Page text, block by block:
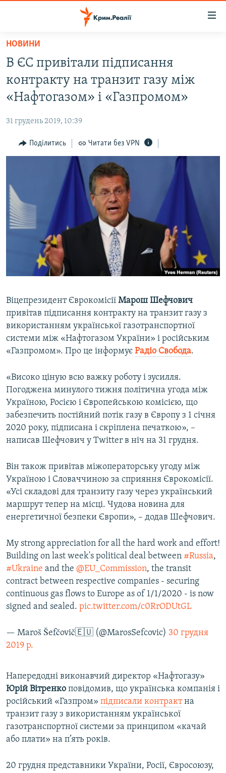
Перейти
основного
матеріалу
Перейти
до
основної
навігації
Перейти
до
ВОДА.КРИМ
ВІДЕО ТА ФОТО
БЛОГИ
ПОГЛЯД
СПЕЦПРОЕКТИ
ДЕПОРТАЦІЯ
ВІДЕОУРОКИ «ELIFBE»
СВІДЧЕННЯ ОКУПАЦІЇ
УКРАЇНСЬКА ПРОБЛЕМА КРИМУ
ЯК ОБІЙТИ БЛОКУВАННЯ
Русский
Qırımtatar
Усі сайти RFE/RL
НОВИНИ
В ЄС привітали підписання
контракту на транзит газу між
«Нафтогазом» і «Газпромом»
31 грудень 2019, 10:39
Поділитись Читати без VPN
Віцепрезидент Єврокомісії Марош Шефчович
привітав підписання контракту на транзит газу з
використанням української газотранспортної
системи між «Нафтогазом України» і російським
«Газпромом». Про це інформує Радіо Свобода.
«Високо ціную всю важку роботу і зусилля.
Погоджена минулого тижня політична угода між
Україною, Росією і Європейською комісією, що
забезпечить постійний потік газу в Європу з 1 січня
2020 року, підписана і скріплена печаткою», –
написав Шефчович у Twitter в ніч на 31 грудня.
Він також привітав міжоператорську угоду між
Україною і Словаччиною за сприяння Єврокомісії.
«Усі складові для транзиту газу через український
маршрут тепер на місці. Чудова новина для
енергетичної безпеки Європи», – додав Шефчович.
My strong appreciation for all the hard work and effort!
Building on last week's political deal between #Russia,
#Ukraine and the @EU_Commission, the transit
contract between respective companies - securing
continuous gas flows to Europe as of 1/1/2020 - is now
signed and sealed. pic.twitter.com/c0RrODUtGL
— Maroš Šefčovič🇪🇺 (@MarosSefcovic) 30 грудня
2019 р.
Напередодні виконавчий директор «Нафтогазу»
Юрій Вітренко повідомив, що українська компанія і
російський «Газпром» підписали контрактна
транзит газу з використанням української
газотранспортної системи за принципом «качай
або плати» на п’ять років.
20 грудня представники України, Росії, Євросоюзу,